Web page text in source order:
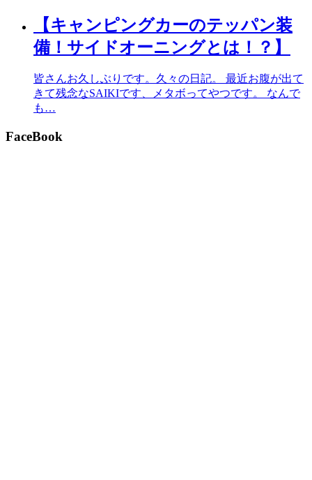
【キャンピングカーのテッパン装
備！サイドオーニングとは！？】
皆さんお久しぶりです。久々の日記。 最近お腹が出て
きて残念なSAIKIです、メタボってやつです。 なんで
も…
FaceBook